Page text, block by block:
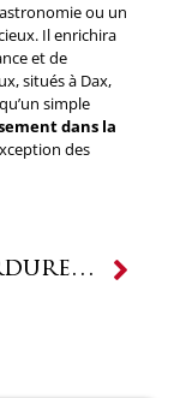
ou un
Il enrichira
et de
situés à Dax,
simple
dans la
des
Les bordures de comptoir : un détail qui fait toute la différence